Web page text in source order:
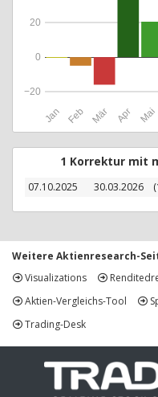
Jan Feb Mär Apr Mai
−20
0
20
1 Korrektur mit
07.10.2025 30.03.2026
Weitere Aktienresearch-
Visualizations
Aktien-Vergleichs-Tool
Trading-Desk